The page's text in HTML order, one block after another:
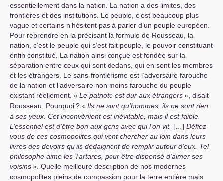
essentiellement dans la nation. La nation a des limites, des
frontières et des institutions. Le peuple, c’est beaucoup plus
vague et certains n’hésitent pas à parler d’un peuple européen.
Pour reprendre en la précisant la formule de Rousseau, la
nation, c’est le peuple qui s’est fait peuple, le pouvoir constituant
enfin constitué. La nation ainsi conçue est fondée sur la
séparation entre ceux qui sont dedans, qui en sont les membres
et les étrangers. Le sans-frontiérisme est l’adversaire farouche
de la nation et l’adversaire non moins farouche du peuple
existant réellement. « Le patriote est dur aux étrangers», disait
Rousseau. Pourquoi? « Ils ne sont qu’hommes, ils ne sont rien
à ses yeux. Cet inconvénient est inévitable, mais il est faible.
L’essentiel est d’être bon aux gens avec qui l’on vit. […] Défiez-
vous de ces cosmopolites qui vont chercher au loin dans leurs
livres des devoirs qu’ils dédaignent de remplir autour d’eux. Tel
philosophe aime les Tartares, pour être dispensé d’aimer ses
voisins». Quelle meilleure description de nos modernes
cosmopolites pleins de compassion pour la terre entière mais